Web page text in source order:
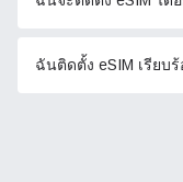
ฉันติดตั้ง eSIM เรียบ